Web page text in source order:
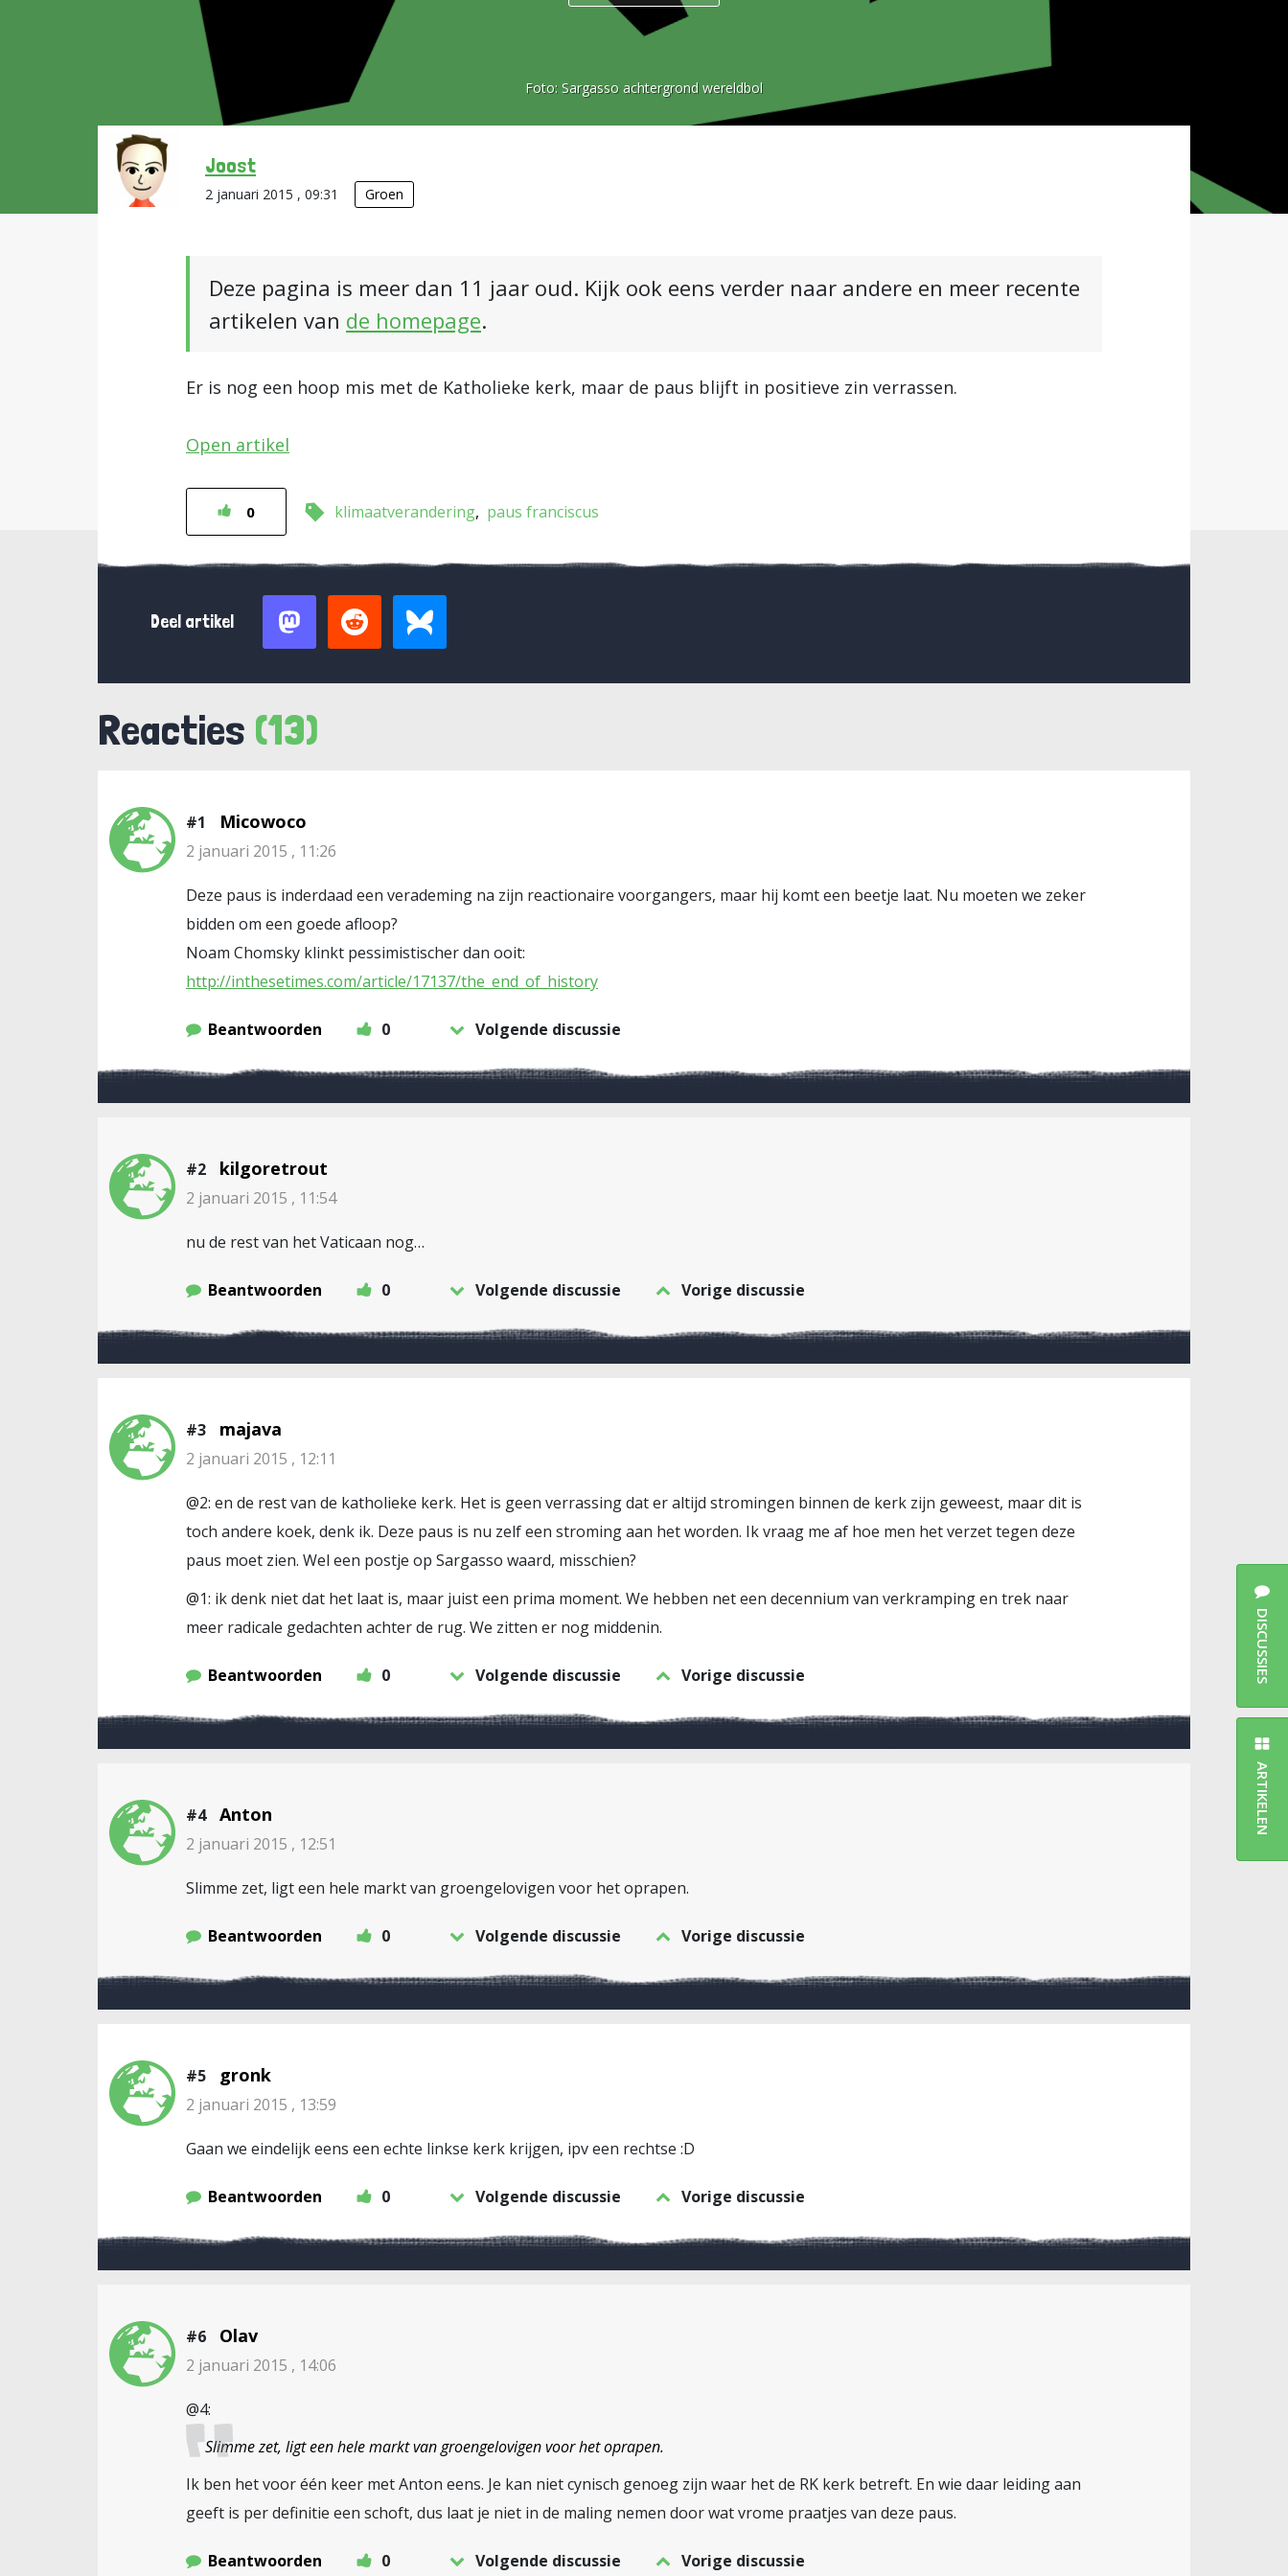
Foto: Sargasso achtergrond wereldbol
Joost
2 januari 2015 , 09:31 Groen
Deze pagina is meer dan 11 jaar oud. Kijk ook eens verder naar andere en meer recente
artikelen van de homepage.
Er is nog een hoop mis met de Katholieke kerk, maar de paus blijft in positieve zin verrassen.
Open artikel
0 klimaatverandering paus franciscus
Deel artikel
Reacties (13)
#1 Micowoco
2 januari 2015 , 11:26
Deze paus is inderdaad een verademing na zijn reactionaire voorgangers, maar hij komt een beetje laat. Nu moeten we zeker
bidden om een goede afloop?
Noam Chomsky klinkt pessimistischer dan ooit:
http://inthesetimes.com/article/17137/the_end_of_history
Beantwoorden 0 Volgende discussie
#2 kilgoretrout
2 januari 2015 , 11:54
nu de rest van het Vaticaan nog…
Beantwoorden 0 Volgende discussie Vorige discussie
#3 majava
2 januari 2015 , 12:11
@2: en de rest van de katholieke kerk. Het is geen verrassing dat er altijd stromingen binnen de kerk zijn geweest, maar dit is
toch andere koek, denk ik. Deze paus is nu zelf een stroming aan het worden. Ik vraag me af hoe men het verzet tegen deze
paus moet zien. Wel een postje op Sargasso waard, misschien?
@1: ik denk niet dat het laat is, maar juist een prima moment. We hebben net een decennium van verkramping en trek naar
meer radicale gedachten achter de rug. We zitten er nog middenin.
Beantwoorden 0 Volgende discussie Vorige discussie
#4 Anton
2 januari 2015 , 12:51
Slimme zet, ligt een hele markt van groengelovigen voor het oprapen.
Beantwoorden 0 Volgende discussie Vorige discussie
#5 gronk
2 januari 2015 , 13:59
Gaan we eindelijk eens een echte linkse kerk krijgen, ipv een rechtse :D
Beantwoorden 0 Volgende discussie Vorige discussie
#6 Olav
2 januari 2015 , 14:06
@4:
Slimme zet, ligt een hele markt van groengelovigen voor het oprapen.
Ik ben het voor één keer met Anton eens. Je kan niet cynisch genoeg zijn waar het de RK kerk betreft. En wie daar leiding aan
geeft is per definitie een schoft, dus laat je niet in de maling nemen door wat vrome praatjes van deze paus.
Beantwoorden 0 Volgende discussie Vorige discussie
DISCUSSIES
ARTIKELEN